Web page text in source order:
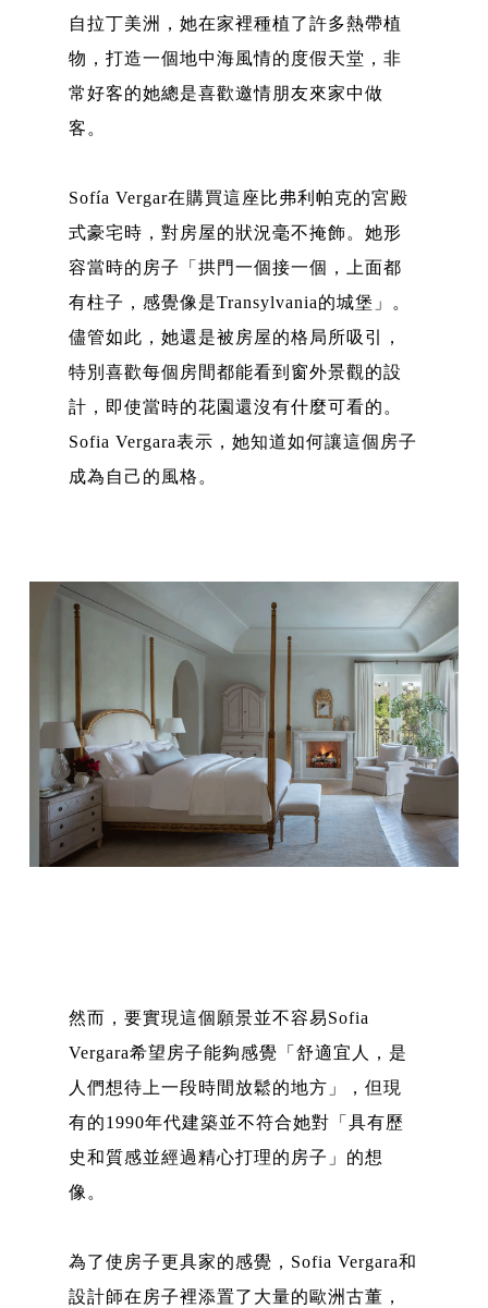
自拉丁美洲，她在家裡種植了許多熱帶植
物，打造一個地中海風情的度假天堂，非
常好客的她總是喜歡邀情朋友來家中做
客。
Sofía Vergar在購買這座比弗利帕克的宮殿
式豪宅時，對房屋的狀況毫不掩飾。她形
容當時的房子「拱門一個接一個，上面都
有柱子，感覺像是Transylvania的城堡」。
儘管如此，她還是被房屋的格局所吸引，
特別喜歡每個房間都能看到窗外景觀的設
計，即使當時的花園還沒有什麼可看的。
Sofia Vergara表示，她知道如何讓這個房子
成為自己的風格。
然而，要實現這個願景並不容易Sofia
Vergara希望房子能夠感覺「舒適宜人，是
人們想待上一段時間放鬆的地方」，但現
有的1990年代建築並不符合她對「具有歷
史和質感並經過精心打理的房子」的想
像。
為了使房子更具家的感覺，Sofia Vergara和
設計師在房子裡添置了大量的歐洲古董，